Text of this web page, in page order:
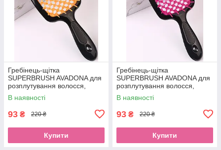
Гребінець-щітка
SUPERBRUSH AVADONA для
розплутування волосся,
оранжеваEStyle
В наявності
93 ₴ 220 ₴
Купити
Гребінець-щітка
SUPERBRUSH AVADONA для
розплутування волосся,
рожеваEStyle
В наявності
93 ₴ 220 ₴
Купити